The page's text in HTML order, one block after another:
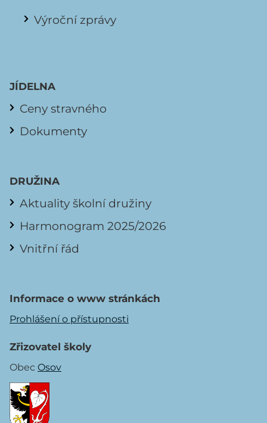
Výroční zprávy
JÍDELNA
Ceny stravného
Dokumenty
DRUŽINA
Aktuality školní družiny
Harmonogram 2025/2026
Vnitřní řád
Informace o www stránkách
Prohlášení o přístupnosti
Zřizovatel školy
Obec Osov